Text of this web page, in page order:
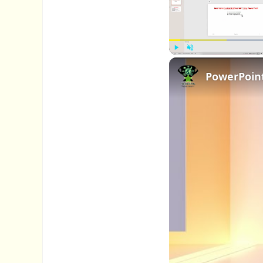
P U
n
m